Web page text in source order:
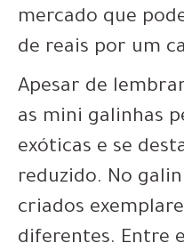
mercado que
de reais por um
Apesar de
as mini galinhas
exóticas e se
reduzido. No
criados
diferentes. Entre